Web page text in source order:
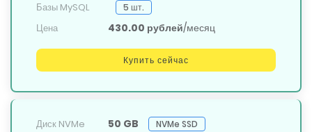
Базы MySQL 5 шт.
Цена 430.00 рублей/месяц
Купить сейчас
Диск NVMe 50 GB NVMe SSD